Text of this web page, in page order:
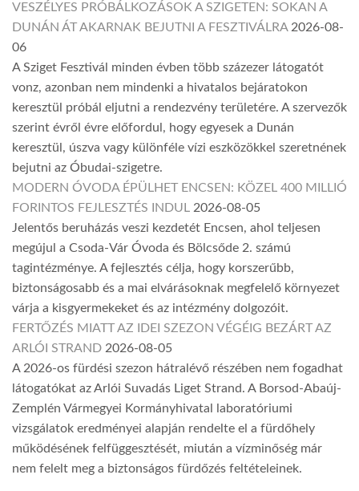
VESZÉLYES PRÓBÁLKOZÁSOK A SZIGETEN: SOKAN A
DUNÁN ÁT AKARNAK BEJUTNI A FESZTIVÁLRA 2026-08-
06
A Sziget Fesztivál minden évben több százezer látogatót
vonz, azonban nem mindenki a hivatalos bejáratokon
keresztül próbál eljutni a rendezvény területére. A szervezők
szerint évről évre előfordul, hogy egyesek a Dunán
keresztül, úszva vagy különféle vízi eszközökkel szeretnének
bejutni az Óbudai-szigetre.
MODERN ÓVODA ÉPÜLHET ENCSEN: KÖZEL 400 MILLIÓ
FORINTOS FEJLESZTÉS INDUL 2026-08-05
Jelentős beruházás veszi kezdetét Encsen, ahol teljesen
megújul a Csoda-Vár Óvoda és Bölcsőde 2. számú
tagintézménye. A fejlesztés célja, hogy korszerűbb,
biztonságosabb és a mai elvárásoknak megfelelő környezet
várja a kisgyermekeket és az intézmény dolgozóit.
FERTŐZÉS MIATT AZ IDEI SZEZON VÉGÉIG BEZÁRT AZ
ARLÓI STRAND 2026-08-05
A 2026-os fürdési szezon hátralévő részében nem fogadhat
látogatókat az Arlói Suvadás Liget Strand. A Borsod-Abaúj-
Zemplén Vármegyei Kormányhivatal laboratóriumi
vizsgálatok eredményei alapján rendelte el a fürdőhely
működésének felfüggesztését, miután a vízminőség már
nem felelt meg a biztonságos fürdőzés feltételeinek.